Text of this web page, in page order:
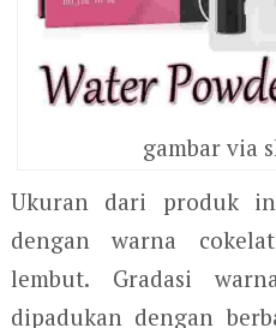
gambar via
Ukuran dari produk
dengan warna
lembut. Gradasi
dipadukan dengan